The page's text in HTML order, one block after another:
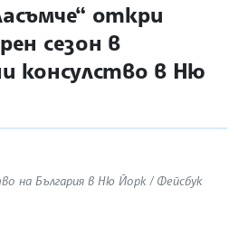
откри
сезон в
консулство в Ню
на България в Ню Йорк / Фейсбук